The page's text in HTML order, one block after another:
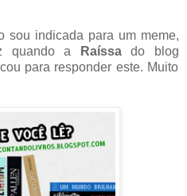
sou indicada para um meme,
quando a
Raíssado blog
para responder este. Muito